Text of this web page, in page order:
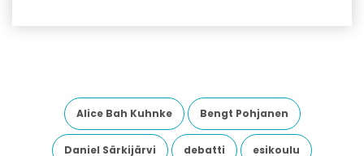
Alice Bah Kuhnke Bengt Pohjanen
Daniel Särkijärvi debatti esikoulu